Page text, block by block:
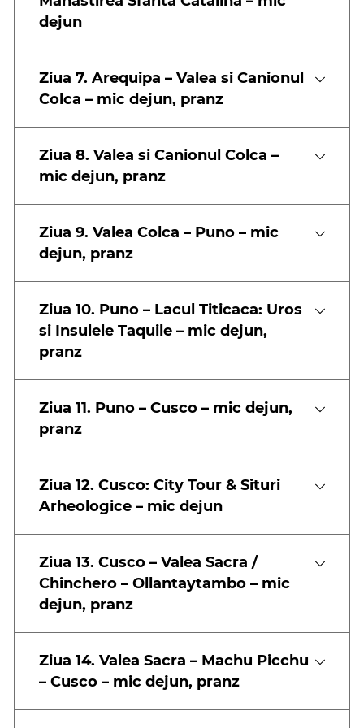
dejun
Ziua 7. Arequipa – Valea si Canionul
Colca – mic dejun, pranz
Ziua 8. Valea si Canionul Colca –
mic dejun, pranz
Ziua 9. Valea Colca – Puno – mic
dejun, pranz
Ziua 10. Puno – Lacul Titicaca: Uros
si Insulele Taquile – mic dejun,
pranz
Ziua 11. Puno – Cusco – mic dejun,
pranz
Ziua 12. Cusco: City Tour & Situri
Arheologice – mic dejun
Ziua 13. Cusco – Valea Sacra /
Chinchero – Ollantaytambo – mic
dejun, pranz
Ziua 14. Valea Sacra – Machu Picchu
– Cusco – mic dejun, pranz